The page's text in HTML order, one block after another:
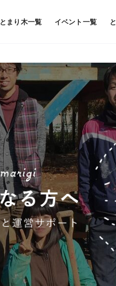
とまり木一覧 イベント一覧